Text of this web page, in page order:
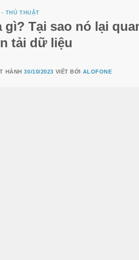
- THỦ THUẬT
gì? Tại sao nó lại
tải dữ liệu
HÀNH30/10/2023 VIẾT BỞI ALOFONE